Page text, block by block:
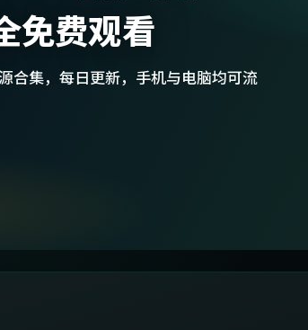
免费观看
合集，每日更新，手机与电脑均可流